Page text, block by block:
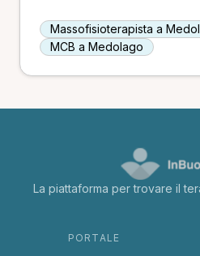
Massofisioterapista a
MCB a Medolago
La piattaforma per trovare il
PORTALE